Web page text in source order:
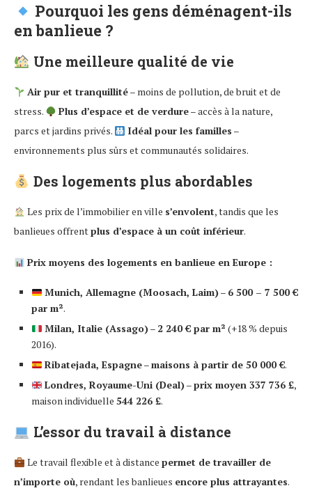
Pourquoi les gens déménagent-ils
en banlieue ?
Une meilleure qualité de vie
Air pur et tranquillité– moins de pollution, de bruit et de
stress.
Plus d’espace et de verdure– accès à la nature,
parcs et jardins privés.
Idéal pour les familles –
environnements plus sûrs et communautés solidaires.
Des logements plus abordables
Les prix de l’immobilier en ville s’envolent, tandis que les
banlieues offrentplus d’espace à un coût inférieur.
Prix moyens des logements en banlieue en Europe :
Munich, Allemagne (Moosach, Laim)– 6 500 – 7 500 €
par m².
Milan, Italie (Assago)– 2 240 € par m² (+18 % depuis
2016).
Ribatejada, Espagne–maisons à partir de 50 000 €.
Londres, Royaume-Uni (Deal)–prix moyen 337 736 £,
maison individuelle 544 226 £.
L’essor du travail à distance
Le travail flexible et à distance permet de travailler de
n’importe où, rendant les banlieues encore plus attrayantes.